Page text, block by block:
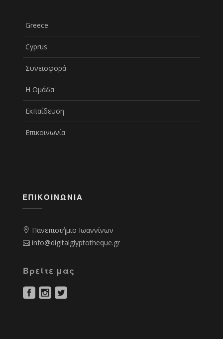
Greece
Cyprus
Συνεισφορά
Η Ομάδα
Εκπαίδευση
Επικοινωνία
ΕΠΙΚΟΙΝΩΝΊΑ
Πανεπιστήμιο Ιωαννίνων
info@digitalglyptotheque.gr
Βρείτε μας